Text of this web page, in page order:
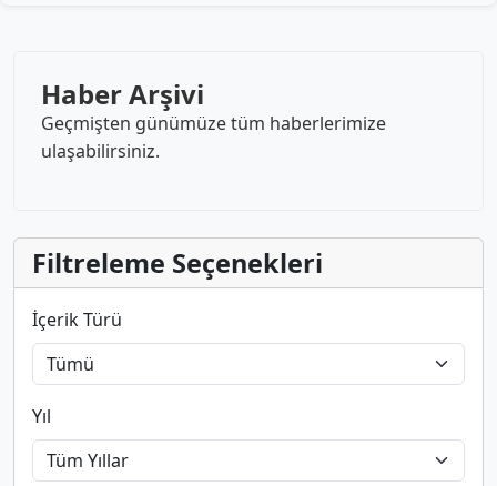
Haber Arşivi
Geçmişten günümüze tüm haberlerimize
ulaşabilirsiniz.
Filtreleme Seçenekleri
İçerik Türü
Yıl